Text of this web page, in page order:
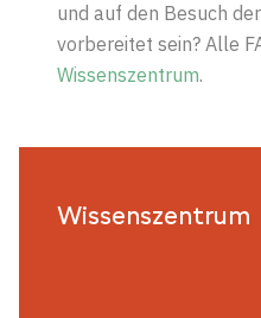
und auf den Besuch
vorbereitet sein? Alle
Wissenszentrum.
Wissenszentrum